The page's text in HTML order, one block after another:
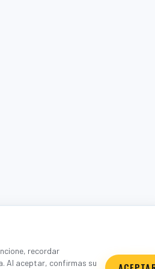
recordar
Al aceptar, confirmas su